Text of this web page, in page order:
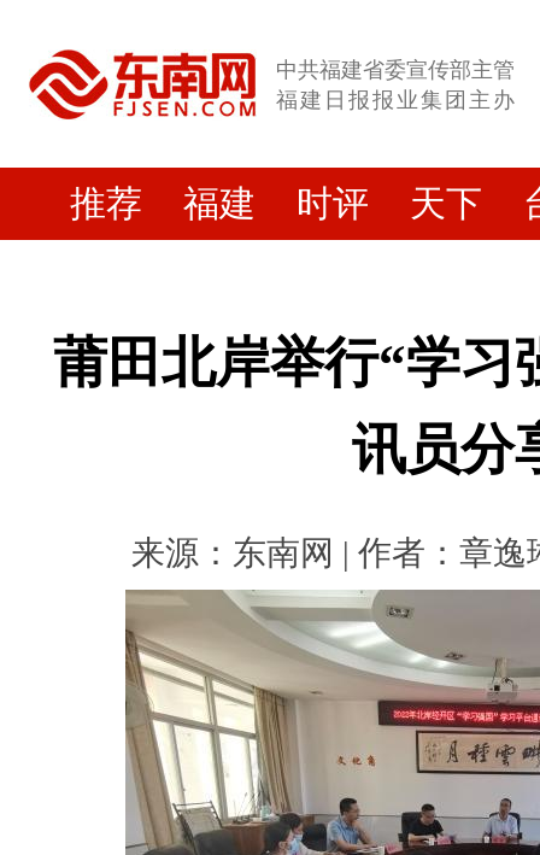
中共福建省委宣传部主管
福建日报报业集团主办
推荐 福建 时评 天下
莆田北岸举行“学习
讯员分
来源：东南网 | 作者：章逸